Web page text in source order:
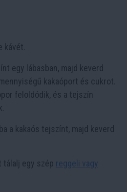
kávét.
egy lábasban, majd keverd
kakaóport és cukrot.
feloldódik, és a tejszín
a kakaós tejszínt, majd keverd
egy szép reggeli vagy